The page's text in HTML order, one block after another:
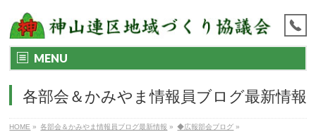
MENU
各部会＆かみやま情報員ブログ最新情報
HOME » 各部会＆かみやま情報員ブログ最新情報 » ◆広報部会ブログ »